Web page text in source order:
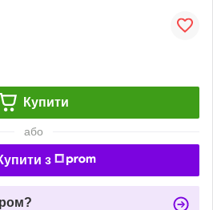
Купити
або
з